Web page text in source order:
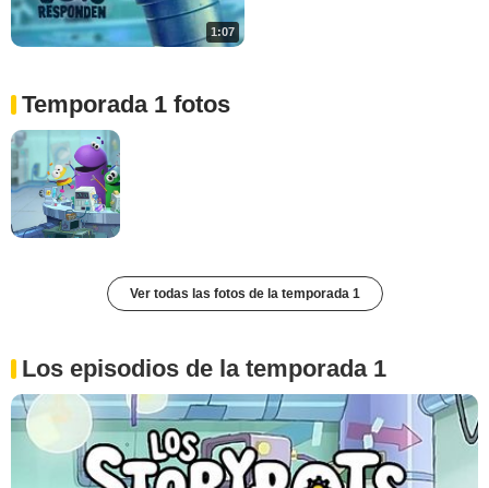
1:07
Temporada 1 fotos
Ver todas las fotos de la temporada 1
Los episodios de la temporada 1